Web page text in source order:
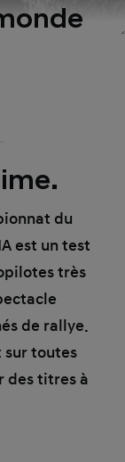
du
est un test
très
de rallye.
sur toutes
des titres à